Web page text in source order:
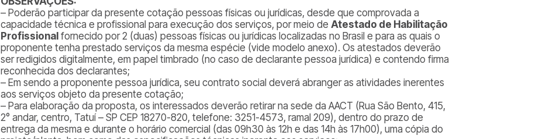
– Poderão participar da presente cotação pessoas físicas ou jurídicas, desde que comprovada a
capacidade técnica e profissional para execução dos serviços, por meio de Atestado de Habilitação
Profissional fornecido por 2 (duas) pessoas físicas ou jurídicas localizadas no Brasil e para as quais o
proponente tenha prestado serviços da mesma espécie (vide modelo anexo). Os atestados deverão
ser redigidos digitalmente, em papel timbrado (no caso de declarante pessoa jurídica) e contendo firma
reconhecida dos declarantes;
– Em sendo a proponente pessoa jurídica, seu contrato social deverá abranger as atividades inerentes
aos serviços objeto da presente cotação;
– Para elaboração da proposta, os interessados deverão retirar na sede da AACT (Rua São Bento, 415,
2° andar, centro, Tatuí – SP CEP 18270-820, telefone: 3251-4573, ramal 209), dentro do prazo de
entrega da mesma e durante o horário comercial (das 09h30 às 12h e das 14h às 17h00), uma cópia do